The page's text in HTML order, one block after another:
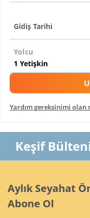
Gidiş Tarihi
Yolcu
Yardım gereksinimi
Keşif
Aylık Seyahat
Abone Ol